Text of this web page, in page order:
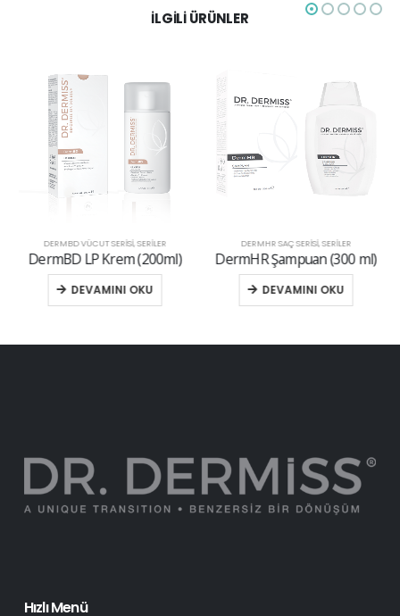
İLGILI ÜRÜNLER
DERMBD VÜCUT SERISI,SERİLER
DermBD LP Krem (200ml)
DEVAMINI OKU
DERMHR SAÇ SERISI,SERİLER
DermHR Şampuan (300 ml)
DEVAMINI OKU
Hızlı Menü